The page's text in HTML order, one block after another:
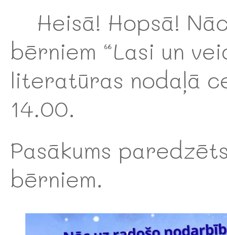
Heisā! Hopsā!
bērniem “Lasi un
literatūras nodaļā
14.00.
Pasākums
bērniem.